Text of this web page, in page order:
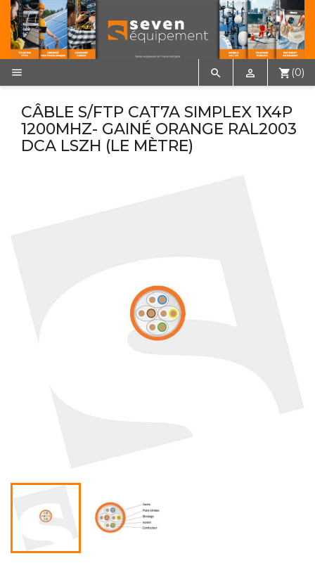
   shopping_cart (0)
CÂBLE S/FTP CAT7A SIMPLEX 1X4P
1200MHZ- GAINÉ ORANGE RAL2003
DCA LSZH (LE MÈTRE)